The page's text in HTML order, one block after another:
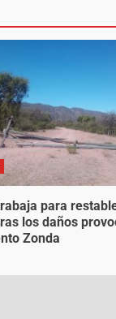
para
los daños
Zonda